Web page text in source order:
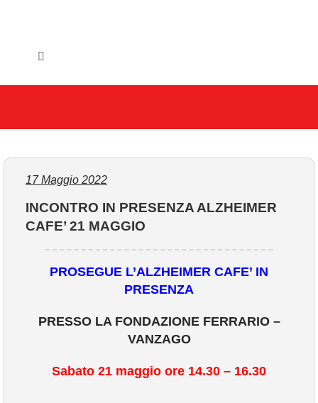
Toggle
IL COMUNE
SERVIZI E UTILITA’
AREE TEMATICHE
VIVERE VANZAGO
COMUNICAZIONE
17 Maggio 2022
INCONTRO IN PRESENZA ALZHEIMER
CAFE’ 21 MAGGIO
PROSEGUE L’ALZHEIMER CAFE’ IN
PRESENZA
PRESSO LA FONDAZIONE FERRARIO –
VANZAGO
Sabato 21 maggio ore 14.30 – 16.30